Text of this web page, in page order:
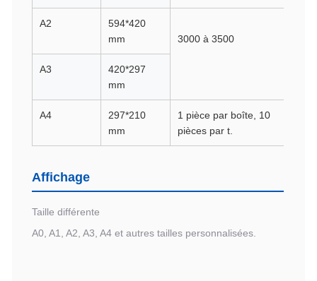
A2
594*420
mm
3000 à 3500
A3
420*297
mm
A4
297*210
mm
1 pièce par boîte, 10
pièces par t.
Affichage
Taille différente
A0, A1, A2, A3, A4 et autres tailles personnalisées.